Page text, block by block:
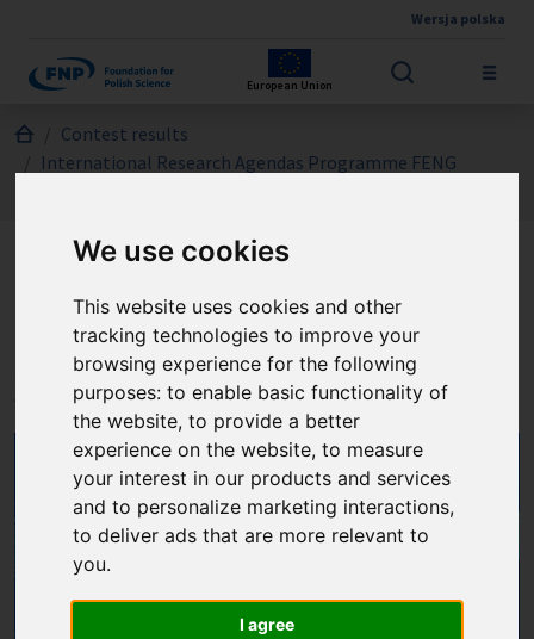
We use cookies
This website uses cookies and other
tracking technologies to improve your
browsing experience for the following
purposes:to enable basic functionality of
the website,to provide a better
experience on the website,to measure
your interest in our products and services
and to personalize marketing interactions,
to deliver ads that are more relevant to
you.
I agree
Wersja polska
European Union
Jesteś tutaj:
Contest results
International Research Agendas Programme FENG
Centrum Kwantowych
Cyfrowych Organicznych
Memrystorów